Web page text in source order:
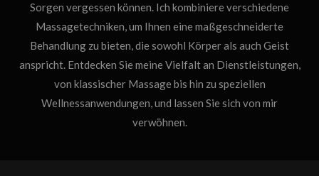
Sorgen vergessen können. Ich kombiniere verschiedene
Massagetechniken, um Ihnen eine maßgeschneiderte
Behandlung zu bieten, die sowohl Körper als auch Geist
anspricht. Entdecken Sie meine Vielfalt an Dienstleistungen,
von klassischer Massage bis hin zu speziellen
Wellnessanwendungen, und lassen Sie sich von mir
verwöhnen.